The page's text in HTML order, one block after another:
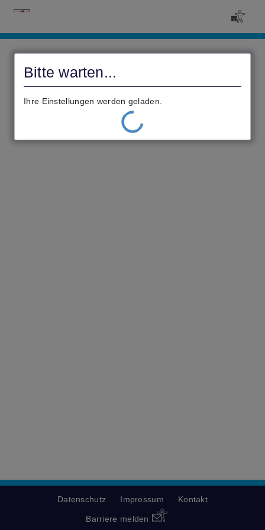
Bitte warten...
Ihre Einstellungen werden geladen.
Datenschutz Impressum Kontakt
Barriere melden